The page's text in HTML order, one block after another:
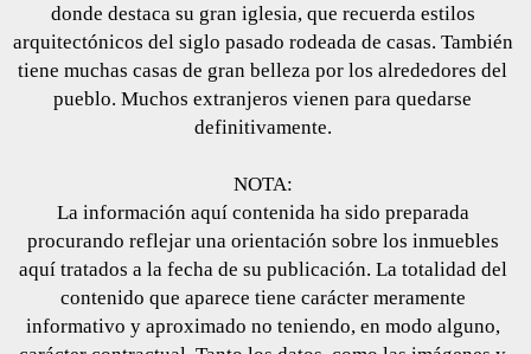
donde destaca su gran iglesia, que recuerda estilos
arquitectónicos del siglo pasado rodeada de casas. También
tiene muchas casas de gran belleza por los alrededores del
pueblo. Muchos extranjeros vienen para quedarse
definitivamente.
NOTA:
La información aquí contenida ha sido preparada
procurando reflejar una orientación sobre los inmuebles
aquí tratados a la fecha de su publicación. La totalidad del
contenido que aparece tiene carácter meramente
informativo y aproximado no teniendo, en modo alguno,